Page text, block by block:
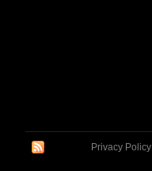
Privacy Policy